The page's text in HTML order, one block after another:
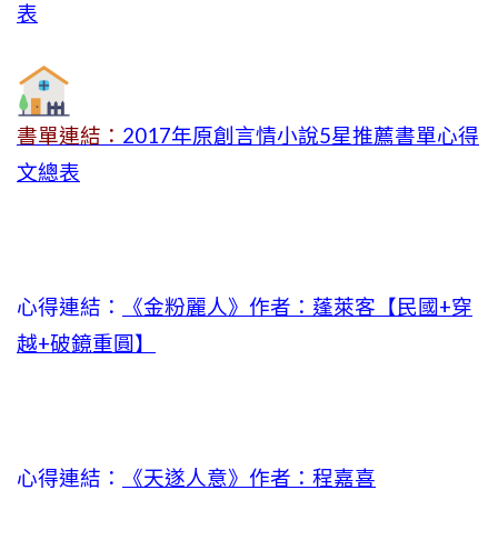
表
書單連結： 2017年原創言情小說5星推薦書單心得
文總表
心得連結：
《金粉麗人》作者：蓬萊客【民國+穿
越+破鏡重圓】
心得連結： 《天遂人意》作者：程嘉喜